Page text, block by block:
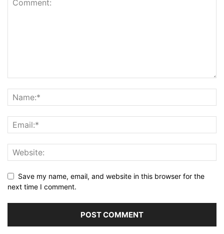
Save my name, email, and website in this browser for the
next time I comment.